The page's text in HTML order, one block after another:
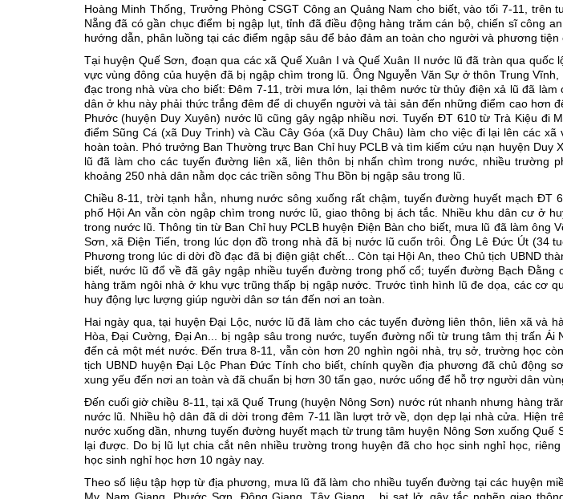
Hoàng Minh Thống, Trưởng Phòng CSGT Công an Quảng Nam cho biết, vào tối 7-11, trên
Nẵng đã có gần chục điểm bị ngập lụt, tỉnh đã điều động hàng trăm cán bộ, chiến sĩ công
hướng dẫn, phân luồng tại các điểm ngập sâu để bảo đảm an toàn cho người và phương tiện
Tại huyện Quế Sơn, đoạn qua các xã Quế Xuân I và Quế Xuân II nước lũ đã tràn qua quốc
vực vùng đông của huyện đã bị ngập chìm trong lũ. Ông Nguyễn Văn Sự ở thôn Trung
đạc trong nhà vừa cho biết: Ðêm 7-11, trời mưa lớn, lại thêm nước từ thủy điện xả lũ đã
dân ở khu này phải thức trắng đêm để di chuyển người và tài sản đến những điểm cao hơn
Phước (huyện Duy Xuyên) nước lũ cũng gây ngập nhiều nơi. Tuyến ÐT 610 từ Trà Kiệu đi
điểm Sũng Cá (xã Duy Trinh) và Cầu Cây Góa (xã Duy Châu) làm cho việc đi lại lên các xã
hoàn toàn. Phó trưởng Ban Thường trực Ban Chỉ huy PCLB và tìm kiếm cứu nạn huyện Duy
lũ đã làm cho các tuyến đường liên xã, liên thôn bị nhấn chìm trong nước, nhiều trường
khoảng 250 nhà dân nằm dọc các triền sông Thu Bồn bị ngập sâu trong lũ.
Chiều 8-11, trời tạnh hẳn, nhưng nước sông xuống rất chậm, tuyến đường huyết mạch ÐT
phố Hội An vẫn còn ngập chìm trong nước lũ, giao thông bị ách tắc. Nhiều khu dân cư ở
trong nước lũ. Thông tin từ Ban Chỉ huy PCLB huyện Ðiện Bàn cho biết, mưa lũ đã làm ông
Sơn, xã Ðiện Tiến, trong lúc dọn đồ trong nhà đã bị nước lũ cuốn trôi. Ông Lê Ðức Út (34
Phương trong lúc di dời đồ đạc đã bị điện giật chết... Còn tại Hội An, theo Chủ tịch UBND
biết, nước lũ đổ về đã gây ngập nhiều tuyến đường trong phố cổ; tuyến đường Bạch Ðằng
hàng trăm ngôi nhà ở khu vực trũng thấp bị ngập nước. Trước tình hình lũ đe dọa, các cơ
huy động lực lượng giúp người dân sơ tán đến nơi an toàn.
Hai ngày qua, tại huyện Ðại Lộc, nước lũ đã làm cho các tuyến đường liên thôn, liên xã và
Hòa, Ðại Cường, Ðại An... bị ngập sâu trong nước, tuyến đường nối từ trung tâm thị trấn Ái
đến cả một mét nước. Ðến trưa 8-11, vẫn còn hơn 20 nghìn ngôi nhà, trụ sở, trường học
tịch UBND huyện Ðại Lộc Phan Ðức Tính cho biết, chính quyền địa phương đã chủ động
xung yếu đến nơi an toàn và đã chuẩn bị hơn 30 tấn gạo, nước uống để hỗ trợ người dân
Ðến cuối giờ chiều 8-11, tại xã Quế Trung (huyện Nông Sơn) nước rút nhanh nhưng hàng
nước lũ. Nhiều hộ dân đã di dời trong đêm 7-11 lần lượt trở về, dọn dẹp lại nhà cửa. Hiện
nước xuống dần, nhưng tuyến đường huyết mạch từ trung tâm huyện Nông Sơn xuống Quế
lại được. Do bị lũ lụt chia cắt nên nhiều trường trong huyện đã cho học sinh nghỉ học,
học sinh nghỉ học hơn 10 ngày nay.
Theo số liệu tập hợp từ địa phương, mưa lũ đã làm cho nhiều tuyến đường tại các huyện